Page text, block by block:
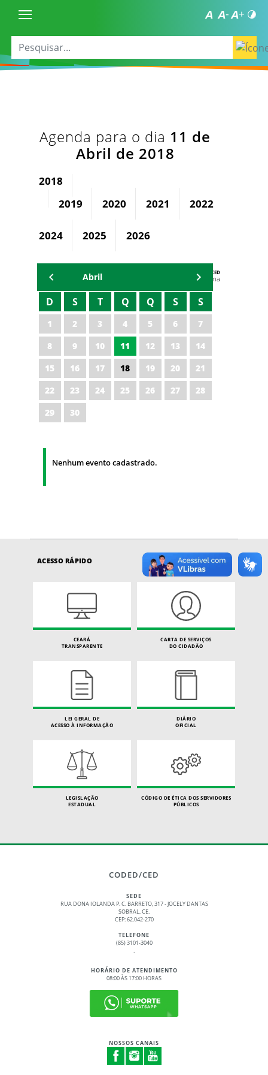
Agenda para o dia 11 de
Abril de 2018
2018
2019
2020 2021 2022
2024 2025 2026
AGENDA DA CODED/CED
Vagna Lima
Abril
D S T Q Q S S
1 2 3 4 5 6
7
8
9 10 11 12 13
14
15
16 17 18 19 20
21
22
23 24 25 26 27
28
29
30
Nenhum evento cadastrado.
ACESSO RÁPIDO
CEARÁ
TRANSPARENTE
CARTA DE SERVIÇOS
DO CIDADÃO
LEI GERAL DE
ACESSO À INFORMAÇÃO
DIÁRIO
OFICIAL
LEGISLAÇÃO
ESTADUAL
CÓDIGO DE ÉTICA DOS SERVIDORES
PÚBLICOS
CODED/CED
SEDE
RUA DONA IOLANDA P. C. BARRETO, 317 - JOCELY DANTAS
SOBRAL, CE.
CEP: 62.042-270
TELEFONE
(85) 3101-3040
.
HORÁRIO DE ATENDIMENTO
08:00 ÀS 17:00 HORAS
NOSSOS CANAIS